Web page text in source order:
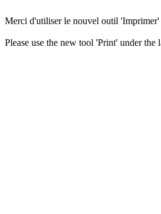
Merci d'utiliser le nouvel outil 'Imprimer'
Please use the new tool 'Print' under the